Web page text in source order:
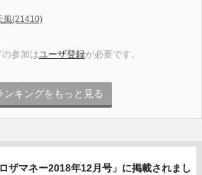
風(21410)
参加はユーザ登録が必要です。
ンキングをもっと見る
ザマネー2018年12月号」に掲載されまし